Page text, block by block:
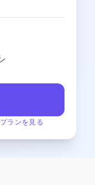
ランを見る